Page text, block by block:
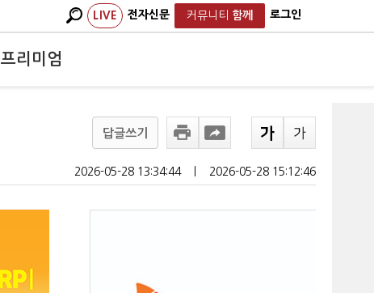
LIVE 전자신문 커뮤니티 함께 로그인
프리미엄
답글쓰기
2026-05-28 13:34:44 2026-05-28 15:12:46